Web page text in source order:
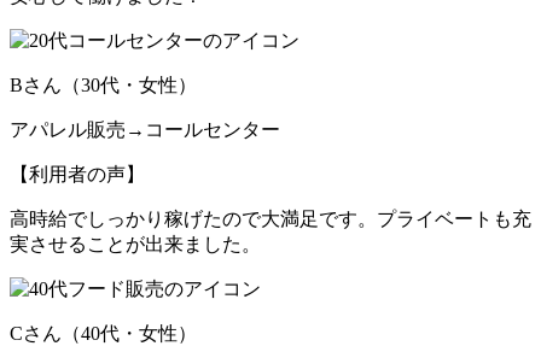
Bさん（30代・女性）
アパレル販売→コールセンター
【利用者の声】
高時給でしっかり稼げたので大満足です。プライベートも充
実させることが出来ました。
Cさん（40代・女性）